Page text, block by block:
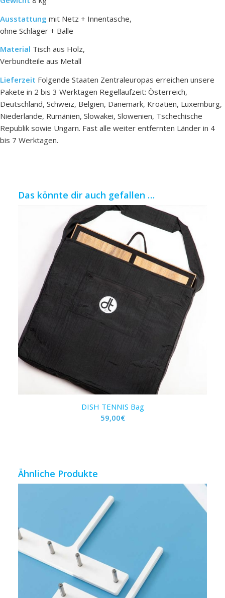
Ausstattung mit Netz + Innentasche,
ohne Schläger + Bälle
Material Tisch aus Holz,
Verbundteile aus Metall
Lieferzeit Folgende Staaten Zentraleuropas erreichen unsere
Pakete in 2 bis 3 Werktagen Regellaufzeit: Österreich,
Deutschland, Schweiz, Belgien, Dänemark, Kroatien, Luxemburg,
Niederlande, Rumänien, Slowakei, Slowenien, Tschechische
Republik sowie Ungarn. Fast alle weiter entfernten Länder in 4
bis 7 Werktagen.
Das könnte dir auch gefallen …
DISH TENNIS Bag
59,00€
Ähnliche Produkte